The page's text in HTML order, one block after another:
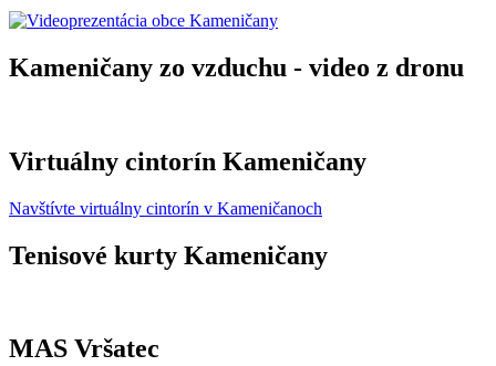
Kameničany zo vzduchu - video z dronu
Virtuálny cintorín Kameničany
Navštívte virtuálny cintorín v Kameničanoch
Tenisové kurty Kameničany
MAS Vršatec